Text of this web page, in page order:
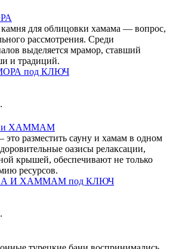
для облицовки хамама — вопрос,
рассмотрения. Среди
выделяется мрамор, ставший
и традиций.
и ХАММАМ
разместить сауну и хамам в одном
оазисы релаксации,
крышей, обеспечивают не только
ресурсов.